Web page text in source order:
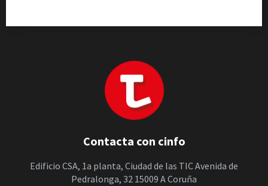
Contacta con cinfo
Edificio CSA, 1a planta, Ciudad de las TIC Avenida de
Pedralonga, 32 15009 A Coruña